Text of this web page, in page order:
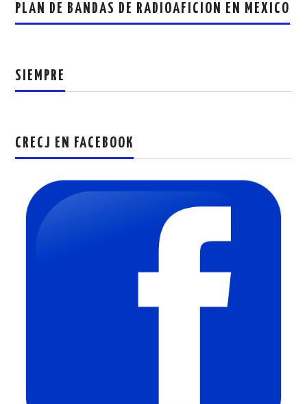
PLAN DE BANDAS DE RADIOAFICION EN MEXICO
SIEMPRE
CRECJ EN FACEBOOK